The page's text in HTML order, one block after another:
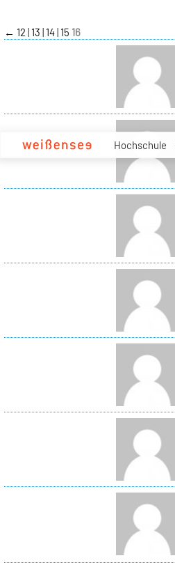
Hochschule
← 12 13 14 15 16